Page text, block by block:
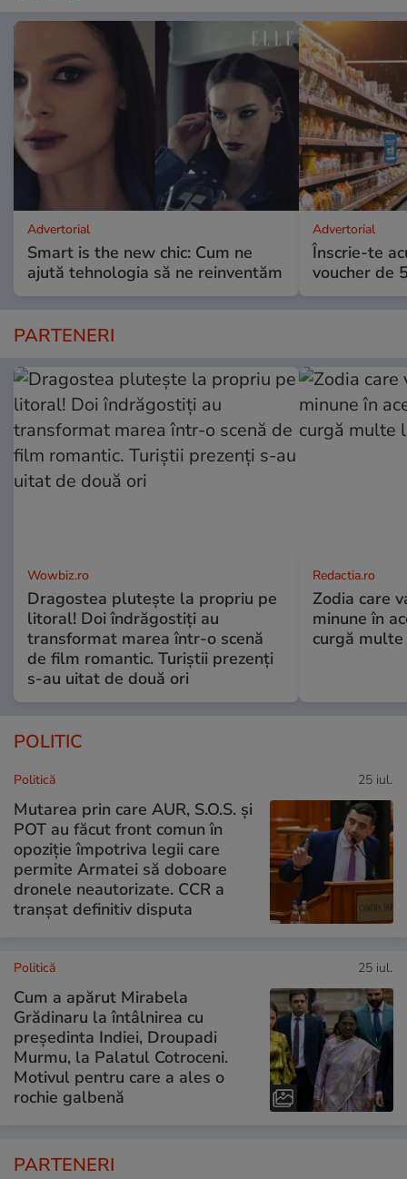
Advertorial
Smart is the new chic: Cum ne
ajută tehnologia să ne reinventăm
Advertorial
Înscrie-te
voucher de
PARTENERI
Wowbiz.ro
Dragostea plutește la propriu pe
litoral! Doi îndrăgostiți au
transformat marea într-o scenă
de film romantic. Turiștii prezenți
s-au uitat de două ori
Redactia.ro
Zodia care
minune în
curgă
POLITIC
Politică 25 iul.
Mutarea prin care AUR, S.O.S. și
POT au făcut front comun în
opoziție împotriva legii care
permite Armatei să doboare
dronele neautorizate. CCR a
tranșat definitiv disputa
Politică 25 iul.
Cum a apărut Mirabela
Grădinaru la întâlnirea cu
președinta Indiei, Droupadi
Murmu, la Palatul Cotroceni.
Motivul pentru care a ales o
rochie galbenă
PARTENERI